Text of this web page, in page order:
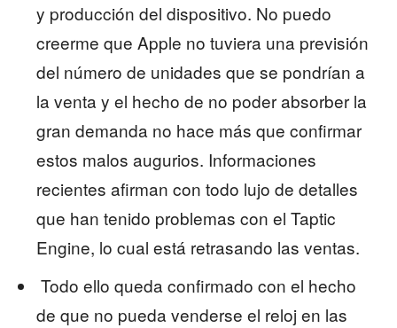
y producción del dispositivo. No puedo
creerme que Apple no tuviera una previsión
del número de unidades que se pondrían a
la venta y el hecho de no poder absorber la
gran demanda no hace más que confirmar
estos malos augurios. Informaciones
recientes afirman con todo lujo de detalles
que han tenido problemas con el Taptic
Engine, lo cual está retrasando las ventas.
Todo ello queda confirmado con el hecho
de que no pueda venderse el reloj en las